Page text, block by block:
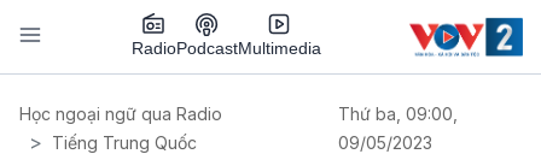
Nhảy đến nội dung
RadioPodcastMultimedia
Học ngoại ngữ qua Radio
Tiếng Trung Quốc
Thứ ba, 09:00,
09/05/2023